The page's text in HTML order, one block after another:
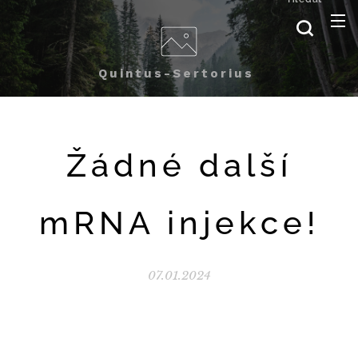
Quintus-Sertorius
Žádné další
mRNA injekce!
07.01.2024